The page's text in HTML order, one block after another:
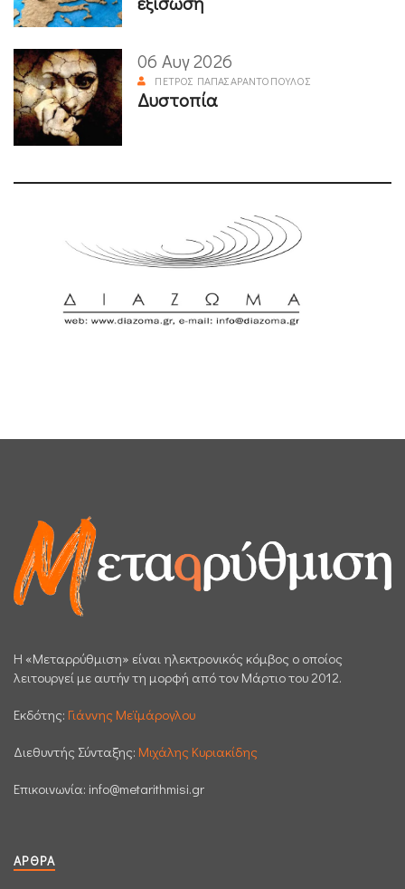
06 Αυγ 2026
ΠΈΤΡΟΣ ΠΑΠΑΣΑΡΑΝΤΌΠΟΥΛΟΣ
Δυστοπία
H «Μεταρρύθμιση» είναι ηλεκτρονικός κόμβος ο οποίος
λειτουργεί με αυτήν τη μορφή από τον Μάρτιο του 2012.
Εκδότης: Γιάννης Μεϊμάρογλου
Διεθυντής Σύνταξης: Μιχάλης Κυριακίδης
Επικοινωνία: info@metarithmisi.gr
ΆΡΘΡΑ